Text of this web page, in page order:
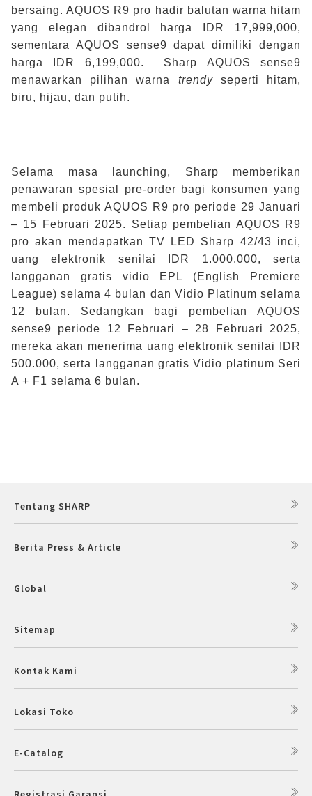
bersaing. AQUOS R9 pro hadir balutan warna hitam
yang elegan dibandrol harga IDR 17,999,000,
sementara AQUOS sense9 dapat dimiliki dengan
harga IDR 6,199,000. Sharp AQUOS sense9
menawarkan pilihan warna trendy seperti hitam,
biru, hijau, dan putih.
Selama masa launching, Sharp memberikan
penawaran spesial pre-order bagi konsumen yang
membeli produk AQUOS R9 pro periode 29 Januari
– 15 Februari 2025. Setiap pembelian AQUOS R9
pro akan mendapatkan TV LED Sharp 42/43 inci,
uang elektronik senilai IDR 1.000.000, serta
langganan gratis vidio EPL (English Premiere
League) selama 4 bulan dan Vidio Platinum selama
12 bulan. Sedangkan bagi pembelian AQUOS
sense9 periode 12 Februari – 28 Februari 2025,
mereka akan menerima uang elektronik senilai IDR
500.000, serta langganan gratis Vidio platinum Seri
A + F1 selama 6 bulan.
Tentang SHARP
Berita Press & Article
Global
Sitemap
Kontak Kami
Lokasi Toko
E-Catalog